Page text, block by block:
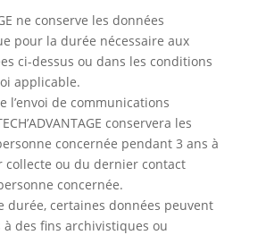
ne conserve les données
pour la durée nécessaire aux
ci-dessus ou dans les conditions
applicable.
l’envoi de communications
conservera les
concernée pendant 3 ans à
collecte ou du dernier contact
concernée.
durée, certaines données peuvent
à des fins archivistiques ou